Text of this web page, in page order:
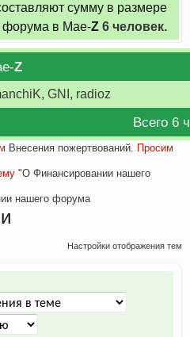
сумму в размере
форума в Мае-Z 6 человек.
Z
GNI, radioz
Всего 6
Внесения пожертвований. Просим
"О Финансировании нашего
нашего форума
Настройки отображения тем